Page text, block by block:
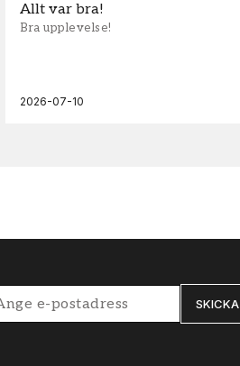
Allt var bra!
Bra upplevelse!
2026-07-10
SKICKA